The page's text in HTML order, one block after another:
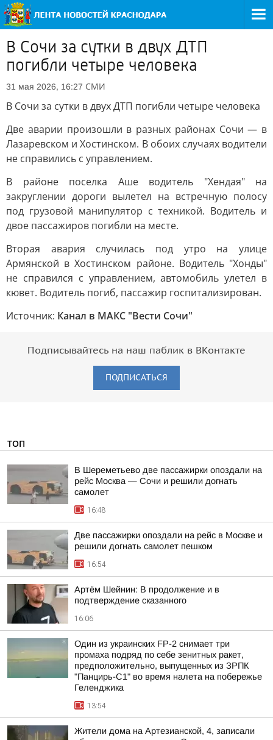
В Сочи за сутки в двух ДТП
погибли четыре человека
31 мая 2026, 16:27 СМИ
В Сочи за сутки в двух ДТП погибли четыре человека
Две аварии произошли в разных районах Сочи — в
Лазаревском и Хостинском. В обоих случаях водители
не справились с управлением.
В районе поселка Аше водитель "Хендая" на
закруглении дороги вылетел на встречную полосу
под грузовой манипулятор с техникой. Водитель и
двое пассажиров погибли на месте.
Вторая авария случилась под утро на улице
Армянской в Хостинском районе. Водитель "Хонды"
не справился с управлением, автомобиль улетел в
кювет. Водитель погиб, пассажир госпитализирован.
Источник: Канал в МАКС "Вести Сочи"
Подписывайтесь на наш паблик в ВКонтакте
ПОДПИСАТЬСЯ
ТОП
В Шереметьево две пассажирки опоздали на
рейс Москва — Сочи и решили догнать
самолет
16:48
Две пассажирки опоздали на рейс в Москве и
решили догнать самолет пешком
16:54
Артём Шейнин: В продолжение и в
подтверждение сказанного
16:06
Один из украинских FP-2 снимает три
промаха подряд по себе зенитных ракет,
предположительно, выпущенных из ЗРПК
"Панцирь-С1" во время налета на побережье
Геленджика
13:54
Жители дома на Артезианской, 4, записали